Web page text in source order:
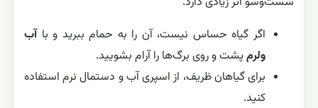
اگر گیاه حساس نیست، آن را به حمام ببرید و باآب
ولرمپشت و روی برگ‌ها را آرام بشویید.
برای گیاهان ظریف، از اسپری آب و دستمال نرم استفاده
کنید.